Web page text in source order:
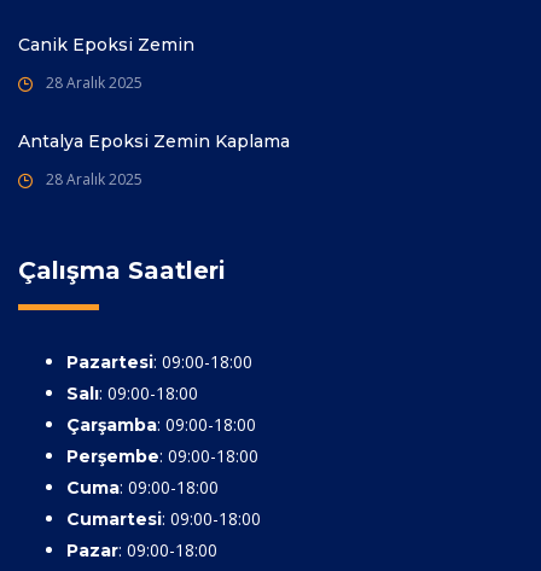
Canik Epoksi Zemin
28 Aralık 2025
Antalya Epoksi Zemin Kaplama
28 Aralık 2025
Çalışma Saatleri
Pazartesi: 09:00-18:00
Salı: 09:00-18:00
Çarşamba: 09:00-18:00
Perşembe: 09:00-18:00
Cuma: 09:00-18:00
Cumartesi: 09:00-18:00
Pazar: 09:00-18:00